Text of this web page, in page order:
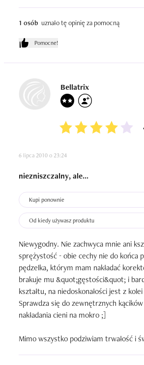
1 osób uznało tę opinię za pomocną
Pomocne!
Bellatrix
6 lipca 2010 o 23:24
niezniszczalny, ale...
Kupi ponownie
Od kiedy używasz produktu
Niewygodny. Nie zachwyca mnie ani
sprężystość - obie cechy nie do końca
pędzelka, którym mam nakładać
brakuje mu &quot;gęstości&quot; i
kształtu, na niedoskonałości jest z
Sprawdza się do zewnętrznych
nakładania cieni na mokro ;]
Mimo wszystko podziwiam trwałość i